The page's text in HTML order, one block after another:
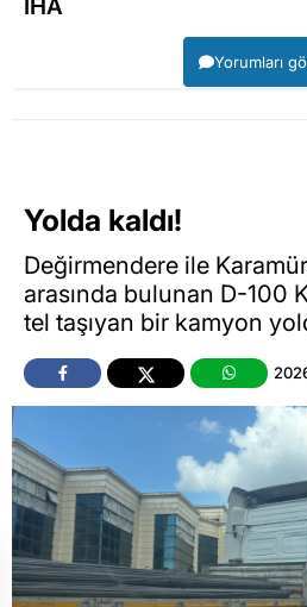
İHA
Yorumları
Yolda kaldı!
Değirmendere ile
arasında bulunan D-100
tel taşıyan bir kamyon